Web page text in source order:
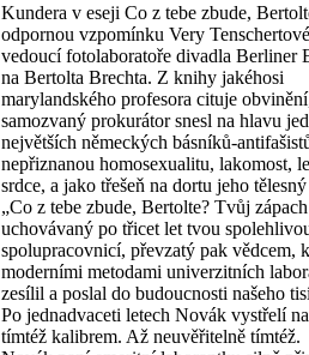
Kundera v eseji Co z tebe zbude,
odpornou vzpomínku Very
vedoucí fotolaboratoře divadla Berliner
na Bertolta Brechta. Z knihy jakéhosi
marylandského profesora cituje
samozvaný prokurátor snesl na hlavu
největších německých básníků-
nepřiznanou homosexualitu, lakomost,
srdce, a jako třešeň na dortu jeho
„Co z tebe zbude, Bertolte? Tvůj zápach
uchovávaný po třicet let tvou
spolupracovnicí, převzatý pak vědcem,
moderními metodami univerzitních
zesílil a poslal do budoucnosti našeho
Po jednadvaceti letech Novák vystřelí
tímtéž kalibrem. Až neuvěřitelně tímtéž.